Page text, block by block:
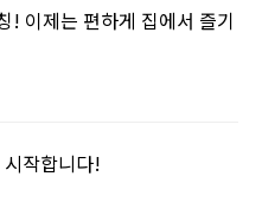
! 이제는 편하게 집에서 즐기
작합니다!